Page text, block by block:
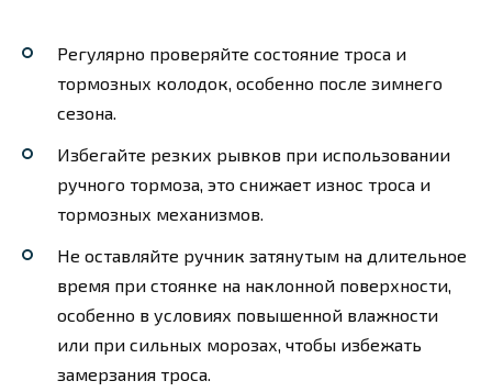
Регулярно проверяйте состояние троса и
тормозных колодок, особенно после зимнего
сезона.
Избегайте резких рывков при использовании
ручного тормоза, это снижает износ троса и
тормозных механизмов.
Не оставляйте ручник затянутым на длительное
время при стоянке на наклонной поверхности,
особенно в условиях повышенной влажности
или при сильных морозах, чтобы избежать
замерзания троса.